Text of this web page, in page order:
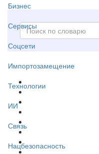
Бизнес
Сервисы
Соцсети
Импортозамещение
Технологии
ИИ
Связь
Нацбезопасность